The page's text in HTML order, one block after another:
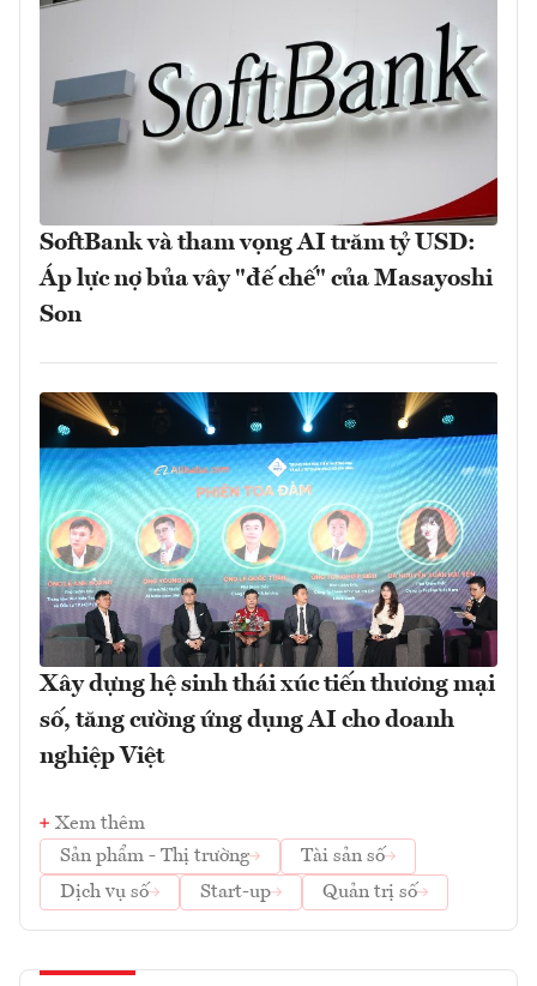
SoftBank và tham vọng AI trăm tỷ USD:
Áp lực nợ bủa vây "đế chế" của Masayoshi
Son
Xây dựng hệ sinh thái xúc tiến thương mại
số, tăng cường ứng dụng AI cho doanh
nghiệp Việt
Xem thêm
Sản phẩm - Thị trường
Tài sản số
Dịch vụ số
Start-up Quản trị số